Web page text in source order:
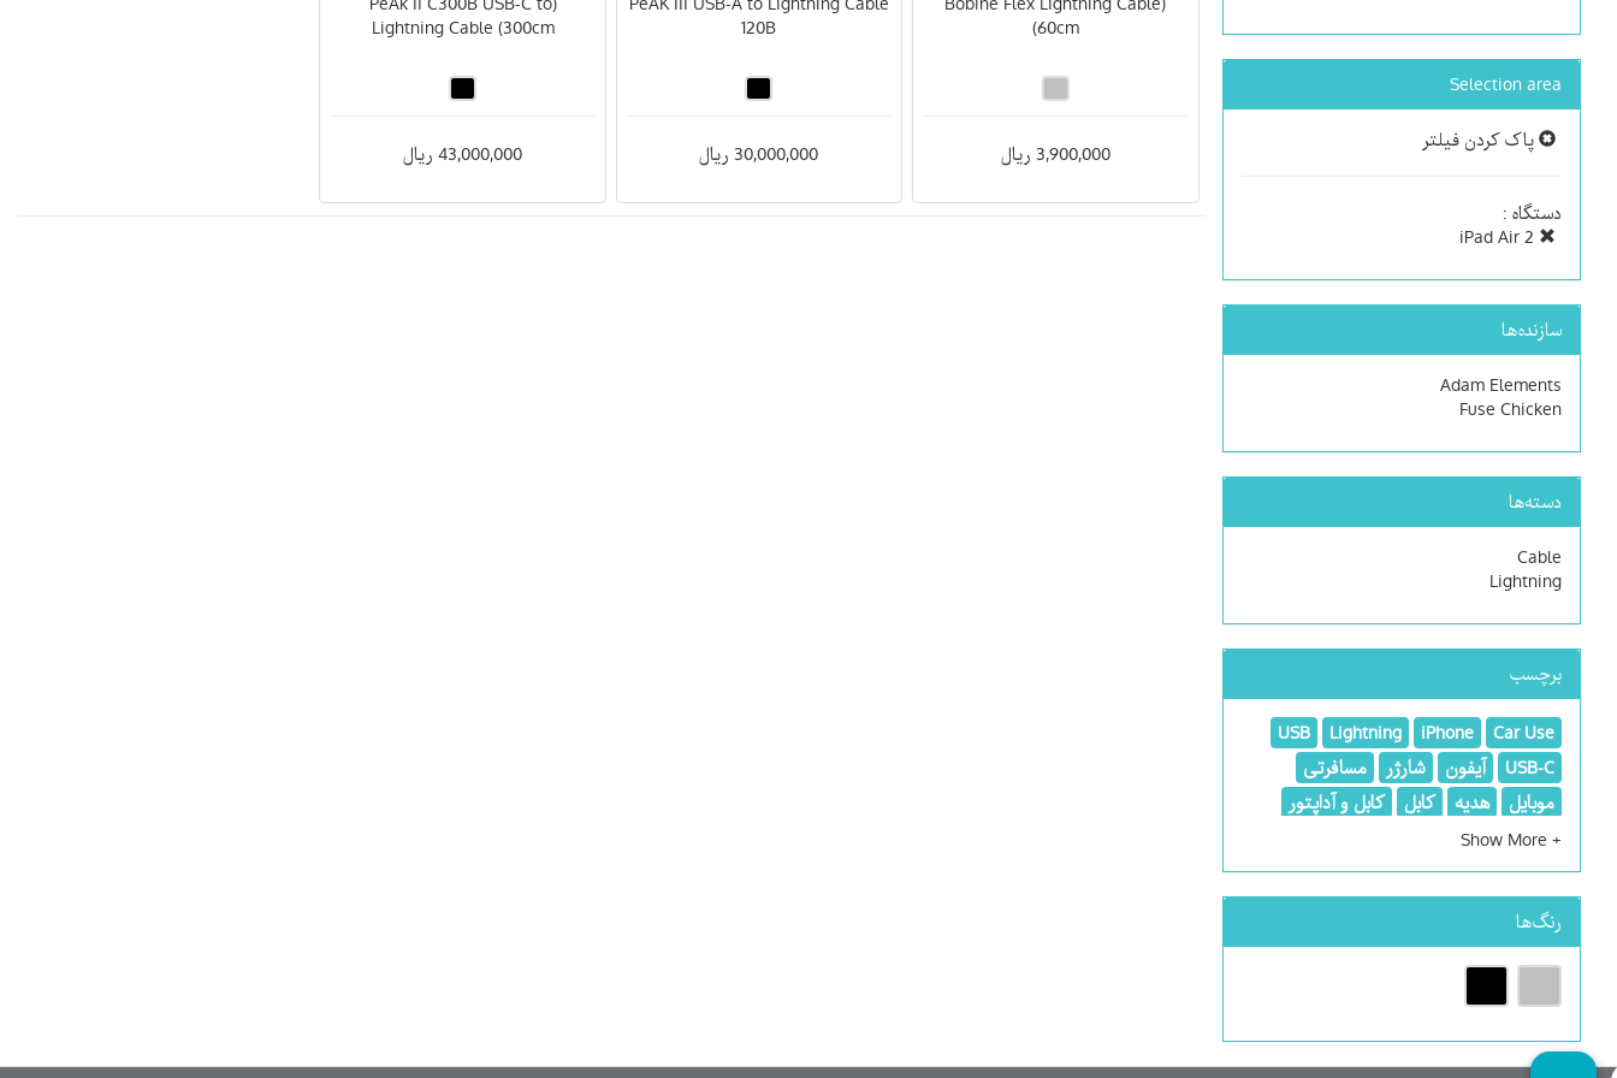
Selection area
پاک کردن فیلتر
دستگاه :
سازنده‌ها
Adam Elements
Fuse Chicken
دسته‌ها
Cable
Lightning
برچسب
Car Use
iPhone
Lightning
USB
USB-C
آیفون شارژر
مسافرتی
موبایل
هدیه کابل
کابل و آداپتور
کابل و گجت
رنگ‌ها
(60cm
3,900,000 ریال
120B
30,000,000 ریال
Lightning Cable (300cm
43,000,000 ریال